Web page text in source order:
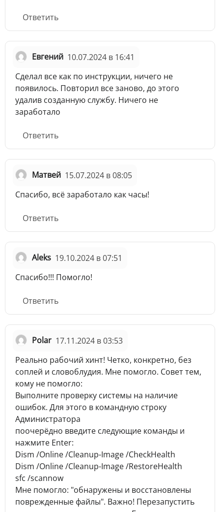
Ответить
Евгений 10.07.2024 в 16:41
Сделал все как по инструкции, ничего не
появилось. Повторил все заново, до этого
удалив созданную службу. Ничего не
заработало
Ответить
Матвей 15.07.2024 в 08:05
Спасибо, всё заработало как часы!
Ответить
Aleks 19.10.2024 в 07:51
Спасибо!!! Помогло!
Ответить
Polar 17.11.2024 в 03:53
Реально рабочий хинт! Четко, конкретно, без
соплей и словоблудия. Мне помогло. Совет тем,
кому не помогло:
Выполните проверку системы на наличие
ошибок. Для этого в командную строку
Администратора
поочерёдно введите следующие команды и
нажмите Enter:
Dism /Online /Cleanup-Image /CheckHealth
Dism /Online /Cleanup-Image /RestoreHealth
sfc /scannow
Мне помогло: "обнаружены и восстановлены
поврежденные файлы". Важно! Перезапустить